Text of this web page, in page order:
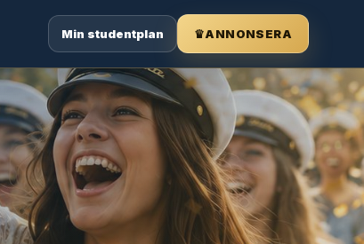
Min studentplan ♛ANNONSERA